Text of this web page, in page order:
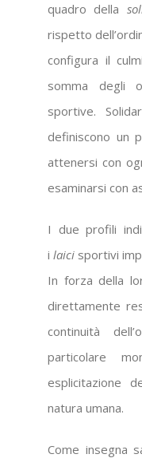
quadro della
rispetto
configura il
somma degli
sportive.
definiscono un
attenersi con
esaminarsi con
I due profili
i laici sportivi
In forza della
direttamente
continuità
particolare
esplicitazione
natura umana.
Come insegna